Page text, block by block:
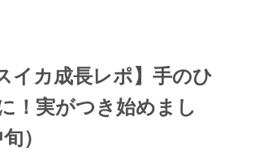
イカ成長レポ】手のひ
！実がつき始めまし
）